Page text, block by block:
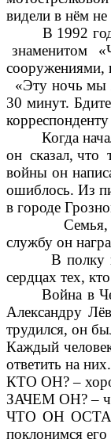
видели в нём
В 1992 году
знаменитом
сооружениями,
«Эту ночь мы
30 минут.
Когда
он сказал, что
войны он
ошиблось. Из
в городе
Семья,
службу он
В полку в
сердцах тех,
Война в
Александру
трудился, он
Каждый
ответить на них.
КТО ОН? –
ЗАЧЕМ ОН? –
ЧТО ОН
поклонимся